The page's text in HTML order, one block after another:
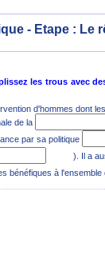
- Etape : Le
les trous avec
d'hommes dont
de la
par sa politique
). Il a
bénéfiques à l'ensemble